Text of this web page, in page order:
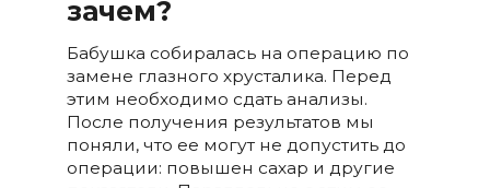
зачем?
Бабушка собиралась на операцию по
замене глазного хрусталика. Перед
этим необходимо сдать анализы.
После получения результатов мы
поняли, что ее могут не допустить до
операции: повышен сахар и другие